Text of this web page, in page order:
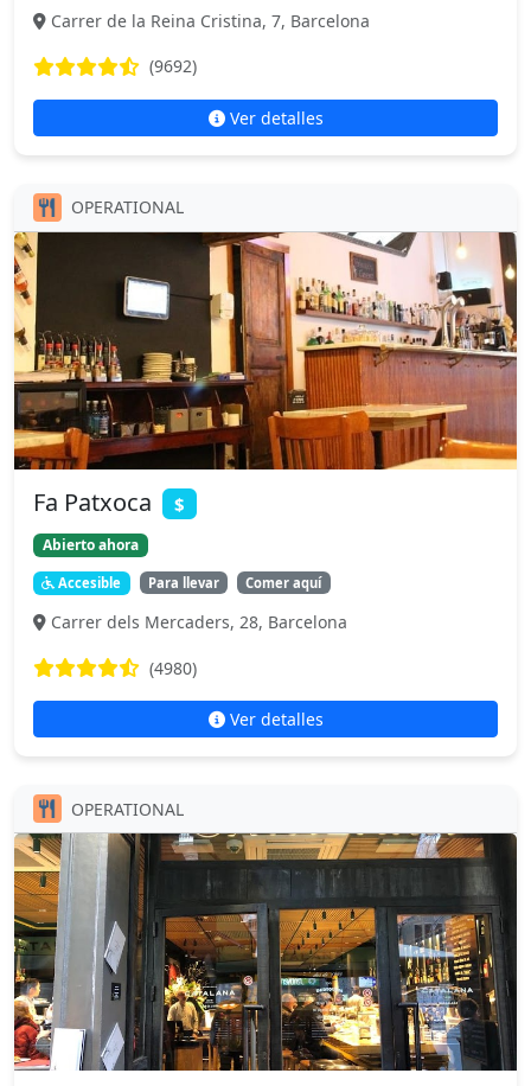
Carrer de la Reina Cristina, 7, Barcelona
(9692)
Ver detalles
OPERATIONAL
Fa Patxoca $
Abierto ahora
Accesible Para llevar Comer aquí
Carrer dels Mercaders, 28, Barcelona
(4980)
Ver detalles
OPERATIONAL